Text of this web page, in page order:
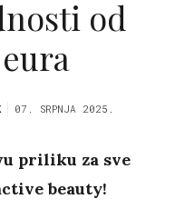
od
07. SRPNJA 2025.
priliku za sve
beauty!